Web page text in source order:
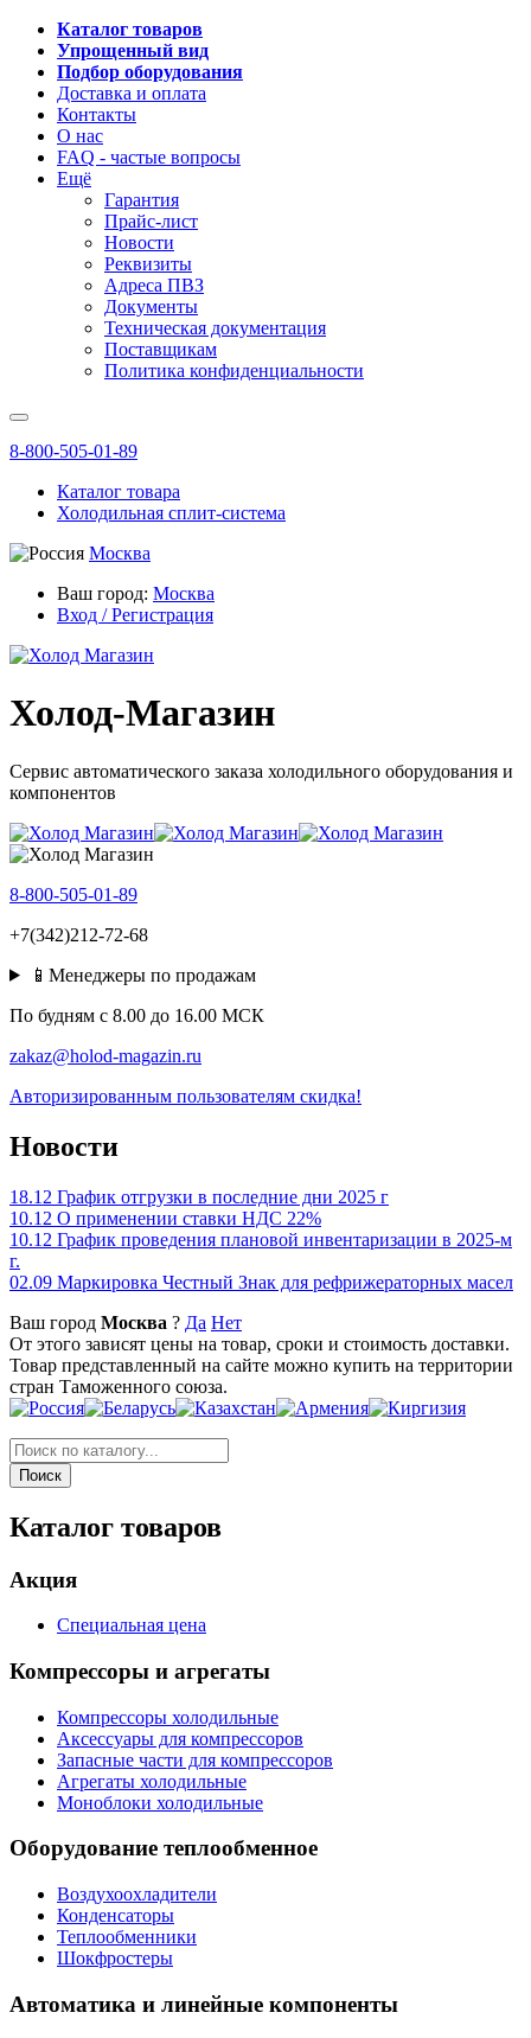
Каталог товаров
Упрощенный вид
Подбор оборудования
Доставка и оплата
Контакты
О нас
FAQ - частые вопросы
Ещё
Гарантия
Прайс-лист
Новости
Реквизиты
Адреса ПВЗ
Документы
Техническая документация
Поставщикам
Политика конфиденциальности
8-800-505-01-89
Каталог товара
Холодильная сплит-система
Москва
Ваш город: Москва
Вход / Регистрация
Холод-Магазин
Сервис автоматического заказа холодильного оборудования и
компонентов
8-800-505-01-89
+7(342)212-72-68
📱Менеджеры по продажам
По будням c 8.00 до 16.00 МСК
zakaz@holod-magazin.ru
Авторизированным пользователям скидка!
Новости
18.12 График отгрузки в последние дни 2025 г
10.12 О применении ставки НДС 22%
10.12 График проведения плановой инвентаризации в 2025-м
г.
02.09 Маркировка Честный Знак для рефрижераторных масел
Ваш город Москва ? Да Нет
От этого зависят цены на товар, сроки и стоимость доставки.
Товар представленный на сайте можно купить на территории
стран Таможенного союза.
Каталог товаров
Акция
Специальная цена
Компрессоры и агрегаты
Компрессоры холодильные
Аксессуары для компрессоров
Запасные части для компрессоров
Агрегаты холодильные
Моноблоки холодильные
Оборудование теплообменное
Воздухоохладители
Конденсаторы
Теплообменники
Шокфростеры
Автоматика и линейные компоненты